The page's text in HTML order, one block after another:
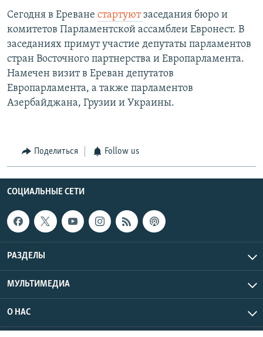
Сегодня в Ереване стартуютзаседания бюро и
комитетов Парламентской ассамблеи Евронест. В
заседаниях примут участие депутаты парламентов
стран Восточного партнерства и Европарламента.
Намечен визит в Ереван депутатов
Европарламента, а также парламентов
Азербайджана, Грузии и Украины.
Поделиться Follow us
СОЦИАЛЬНЫЕ СЕТИ
РАЗДЕЛЫ
МУЛЬТИМЕДИА
О НАС